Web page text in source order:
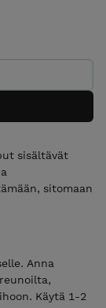
sisältävät
sitomaan
Anna
Käytä 1-2